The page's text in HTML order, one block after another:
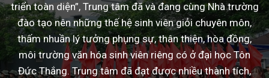
triển toàn diện”, Trung tâm đã và đang cùng Nhà trường
đào tạo nên những thế hệ sinh viên giỏi chuyên môn,
thấm nhuần lý tưởng phụng sự, thân thiện, hòa đồng,
môi trường văn hóa sinh viên riêng có ở đại học Tôn
Đức Thắng. Trung tâm đã đạt được nhiều thành tích,